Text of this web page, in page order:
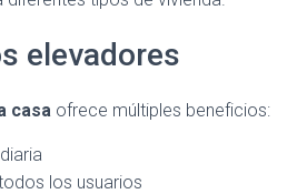
elevadores
casa ofrece múltiples beneficios:
los usuarios